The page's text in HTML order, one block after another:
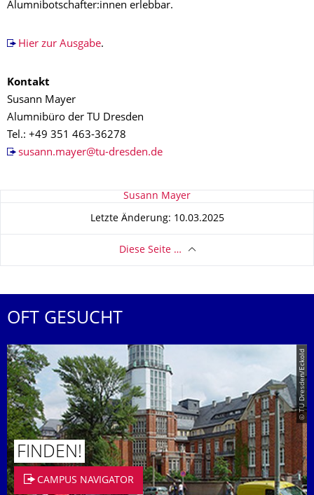
Alumnibotschafter:innen erlebbar.
Hier zur Ausgabe.
Kontakt
Susann Mayer
Alumnibüro der TU Dresden
Tel.: +49 351 463-36278
susann.mayer@tu-dresden.de
Zu dieser Seite Susann Mayer
Letzte Änderung: 10.03.2025
Diese Seite …
OFT GESUCHT
© TU Dresden/Eckold
FINDEN!
CAMPUS NAVIGATOR